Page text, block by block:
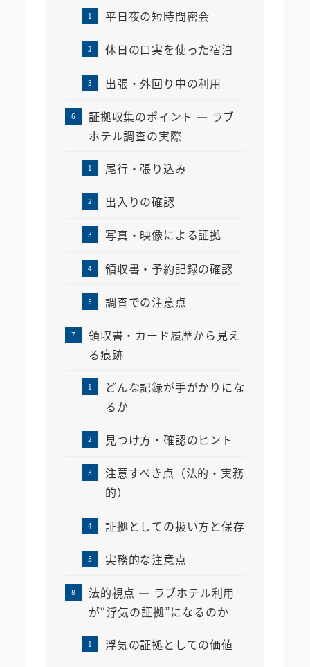
平日夜の短時間密会
休日の口実を使った宿泊
出張・外回り中の利用
証拠収集のポイント ― ラブ
ホテル調査の実際
尾行・張り込み
出入りの確認
写真・映像による証拠
領収書・予約記録の確認
調査での注意点
領収書・カード履歴から見え
る痕跡
どんな記録が手がかりにな
るか
見つけ方・確認のヒント
注意すべき点（法的・実務
的）
証拠としての扱い方と保存
実務的な注意点
法的視点 ― ラブホテル利用
が“浮気の証拠”になるのか
浮気の証拠としての価値